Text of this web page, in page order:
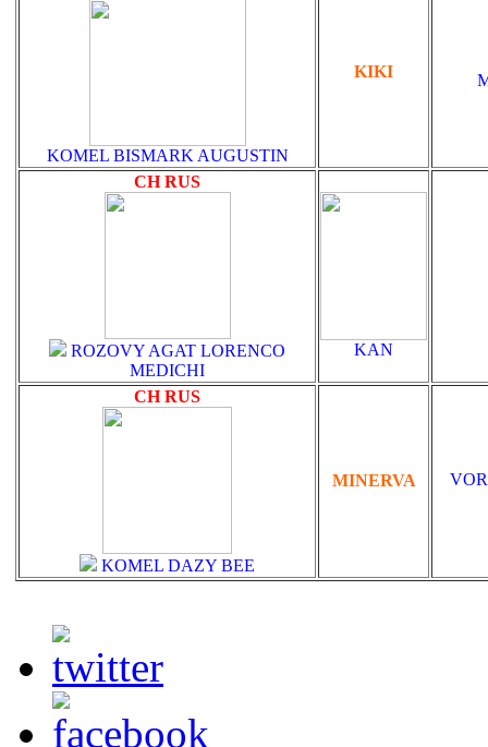
KOMEL BISMARK AUGUSTIN
KIKI
CH RUS
ROZOVY AGAT LORENCO
MEDICHI
KAN
CH RUS
KOMEL DAZY BEE
MINERVA